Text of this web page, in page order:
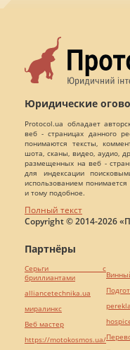
Юридические
Protocol.ua обладает
веб - страницах данного
понимаются тексты,
шота, сканы, видео, аудио,
размещенных на веб -
для индексации
использованием
и тому подобное.
Полный текст
Copyright © 2014-2026
Партнёры
Серьги с
бриллиантами
alliancetechnika.ua
миралинкс
Веб мастер
https://motokosmos.ua/